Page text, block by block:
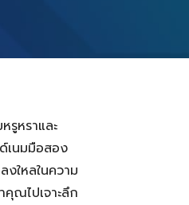
รูหราและ
เนมมือสอง
ใหลในความ
ณไปเจาะลึก